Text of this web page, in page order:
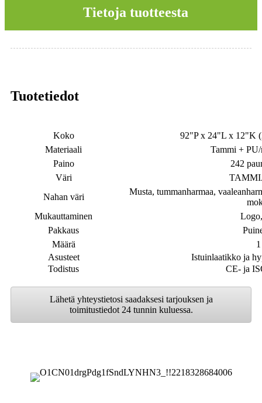
Tietoja tuotteesta
Tuotetiedot
Koko
92"P x 24"L x 12"K
Materiaali
Tammi +
Paino
242
Väri
Nahan väri
Musta, tummanharmaa,
Mukauttaminen
Pakkaus
Määrä
Asusteet
Istuinlaatikko ja
Todistus
CE- ja
Lähetä yhteystietosi saadaksesi tarjouksen ja
toimitustiedot 24 tunnin kuluessa.